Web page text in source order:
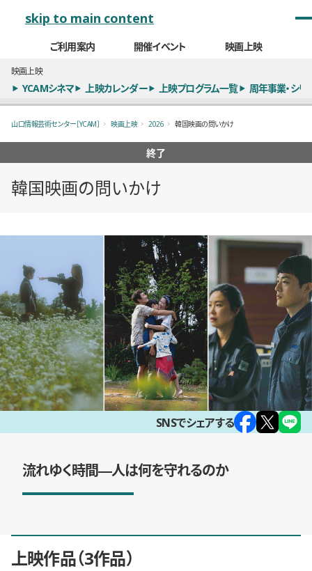
skip to main content
ご利用案内 開催イベント 映画上映
映画上映
YCAMシネマ 上映カレンダー 上映プログラム一覧 周年事業・シリ
山口情報芸術センター［YCAM］ 映画上映 2026 韓国映画の問いかけ
終了
韓国映画の問いかけ
SNSでシェアする
流れゆく時間―人は何を守れるのか
上映作品 3作品